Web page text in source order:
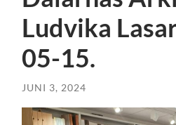
Ludvika
05-15.
JUNI 3, 2024